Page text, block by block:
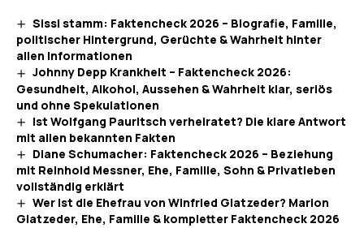
Sissi stamm: Faktencheck 2026 – Biografie, Familie,
politischer Hintergrund, Gerüchte & Wahrheit hinter
allen Informationen
Johnny Depp Krankheit – Faktencheck 2026:
Gesundheit, Alkohol, Aussehen & Wahrheit klar, seriös
und ohne Spekulationen
Ist Wolfgang Pauritsch verheiratet? Die klare Antwort
mit allen bekannten Fakten
Diane Schumacher: Faktencheck 2026 – Beziehung
mit Reinhold Messner, Ehe, Familie, Sohn & Privatleben
vollständig erklärt
Wer ist die Ehefrau von Winfried Glatzeder? Marion
Glatzeder, Ehe, Familie & kompletter Faktencheck 2026